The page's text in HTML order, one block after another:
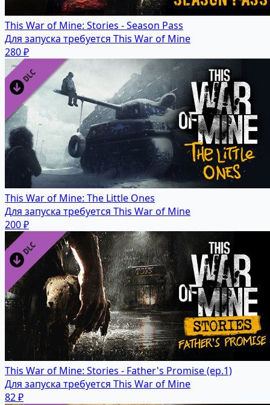
This War of Mine: Stories - Season Pass
Для запуска требуется This War of Mine
280 ₽
This War of Mine: The Little Ones
Для запуска требуется This War of Mine
200 ₽
This War of Mine: Stories - Father's Promise (ep.1)
Для запуска требуется This War of Mine
82 ₽